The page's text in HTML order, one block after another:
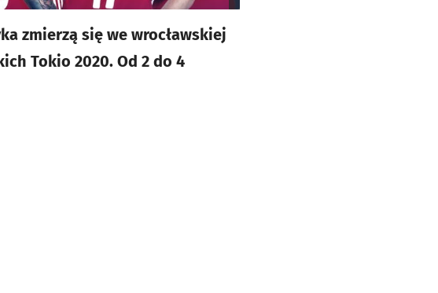
zmierzą się we wrocławskiej
Tokio 2020. Od 2 do 4